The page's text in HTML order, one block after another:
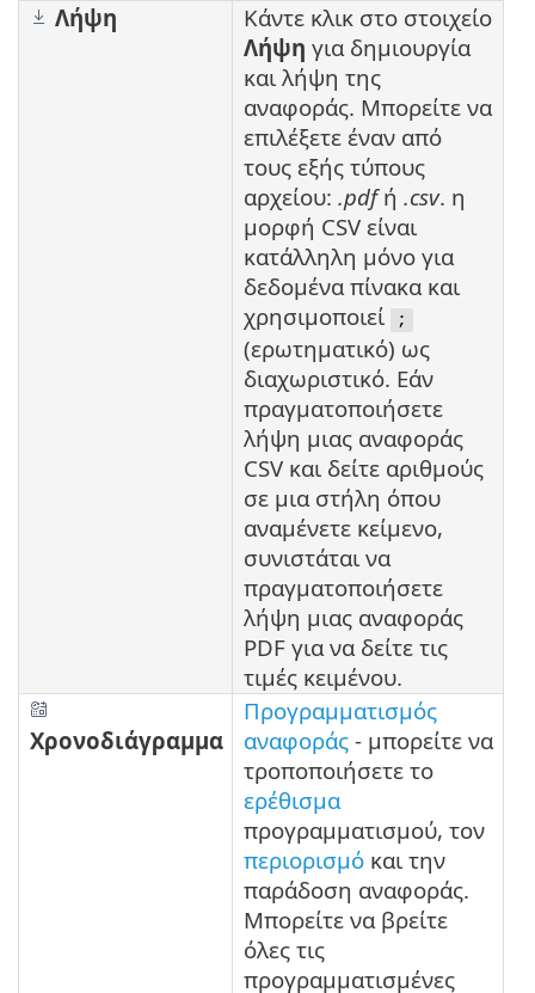
Λήψη
Κάντε κλικ στο στοιχείο
Λήψη για δημιουργία
και λήψη της
αναφοράς. Μπορείτε να
επιλέξετε έναν από
τους εξής τύπους
αρχείου: .pdfή .csv. η
μορφή CSV είναι
κατάλληλη μόνο για
δεδομένα πίνακα και
χρησιμοποιεί
;
(ερωτηματικό) ως
διαχωριστικό. Εάν
πραγματοποιήσετε
λήψη μιας αναφοράς
CSV και δείτε αριθμούς
σε μια στήλη όπου
αναμένετε κείμενο,
συνιστάται να
πραγματοποιήσετε
λήψη μιας αναφοράς
PDF για να δείτε τις
τιμές κειμένου.
Χρονοδιάγραμμα
Προγραμματισμός
αναφοράς - μπορείτε να
τροποποιήσετε το
ερέθισμα
προγραμματισμού, τον
περιορισμό και την
παράδοση αναφοράς.
Μπορείτε να βρείτε
όλες τις
προγραμματισμένες